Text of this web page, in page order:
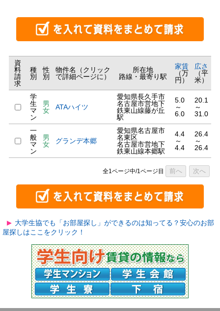
資
料
請
求
種
別
性
別
物件名（クリック
で詳細ページに）
所在地
路線・最寄り駅
家賃
（万
円）
広さ
（平
米）
学
生
マ
ン
男
女
ATAハイツ
愛知県長久手市
名古屋市営地下
鉄東山線藤が丘
駅
5.0
～
6.0
20.1
～
31.0
一
般
マ
ン
男
女
グランデ本郷
愛知県名古屋市
名東区
名古屋市営地下
鉄東山線本郷駅
4.4
～
4.4
26.4
～
26.4
全1ページ中/1ページ目 前へ 次へ
大学生協でも「お部屋探し」ができるのは知ってる？安心のお部
屋探しはここをクリック！